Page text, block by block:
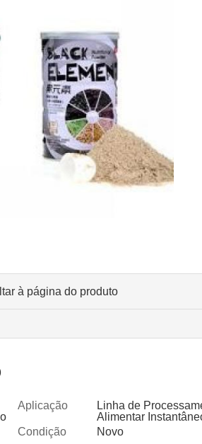
à página do produto
Aplicação
Linha de
Alimentar
Alimentos em Pó
Condição Novo